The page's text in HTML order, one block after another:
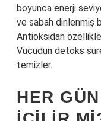
boyunca enerji
ve sabah dinlenmiş
Antioksidan
Vücudun detoks
temizler.
HER